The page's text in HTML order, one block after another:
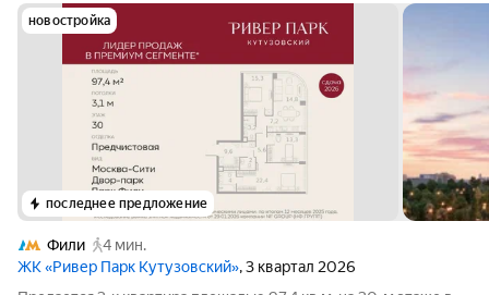
новостройка
последнее предложение
Фили
4 мин.
ЖК «Ривер Парк Кутузовский», 3 квартал 2026